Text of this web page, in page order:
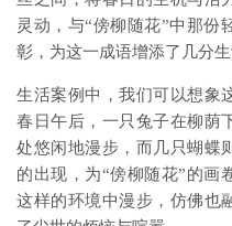
灵动，与“傍柳随花”中那份
彰，为这一成语增添了几分生
生活案例中，我们可以想象
春日午后，一只兔子在柳荫
处悠闲地漫步，而几只蝴蝶
的出现，为“傍柳随花”的画
这样的环境中漫步，仿佛也